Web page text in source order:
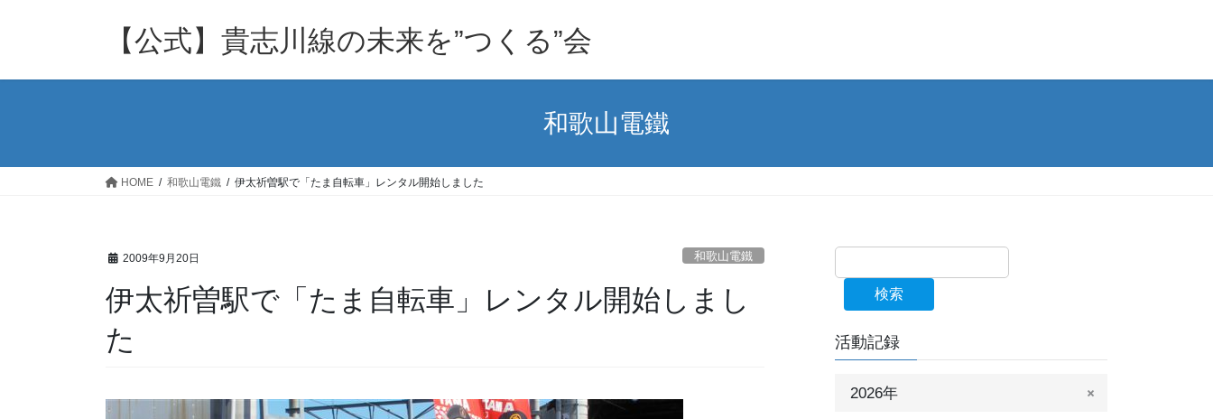
【公式】貴志川線の未来を”つくる”会
和歌山電鐵
HOME 和歌山電鐵 伊太祈曽駅で「たま自転車」レンタル開始しました
2009年9月20日 和歌山電鐵
伊太祈曽駅で「たま自転車」レンタル開始しまし
た
検索
活動記録
2026年